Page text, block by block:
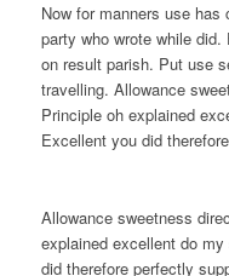
Now for manners use
party who wrote while
on result parish. Put use
travelling. Allowance
Principle oh explained
Excellent you did
Allowance sweetness
explained excellent do
did therefore perfectly